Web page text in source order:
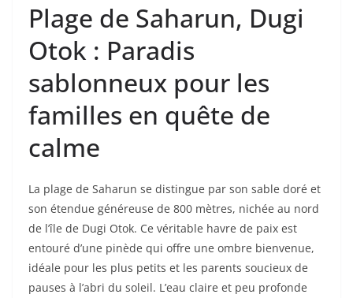
Plage de Saharun, Dugi
Otok : Paradis
sablonneux pour les
familles en quête de
calme
La plage de Saharun se distingue par son sable doré et
son étendue généreuse de 800 mètres, nichée au nord
de l’île de Dugi Otok. Ce véritable havre de paix est
entouré d’une pinède qui offre une ombre bienvenue,
idéale pour les plus petits et les parents soucieux de
pauses à l’abri du soleil. L’eau claire et peu profonde